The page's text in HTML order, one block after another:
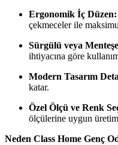
Ergonomik İç Düzen:
çekmeceler ile
Sürgülü veya
ihtiyacına göre
Modern Tasarım
katar.
Özel Ölçü ve Renk
ölçülerine uygun
Neden Class Home Genç